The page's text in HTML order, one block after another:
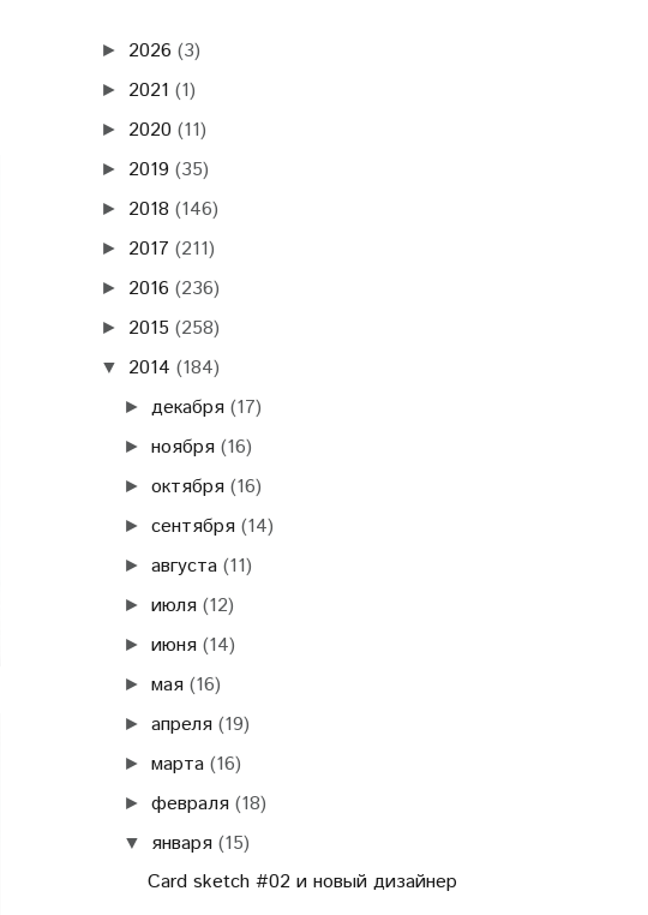
► 2026 (3)
► 2021 (1)
► 2020 (11)
► 2019 (35)
► 2018 (146)
► 2017 (211)
► 2016 (236)
► 2015 (258)
▼ 2014 (184)
► декабря (17)
►ноября (16)
►октября (16)
►сентября (14)
►августа (11)
►июля (12)
►июня (14)
►мая (16)
►апреля (19)
►марта (16)
►февраля (18)
▼ января (15)
Card sketch #02 и новый дизайнер